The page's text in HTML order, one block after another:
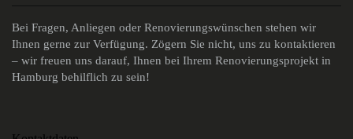
Bei Fragen, Anliegen oder Renovierungswünschen stehen wir
Ihnen gerne zur Verfügung. Zögern Sie nicht, uns zu kontaktieren
– wir freuen uns darauf, Ihnen bei Ihrem Renovierungsprojekt in
Hamburg behilflich zu sein!